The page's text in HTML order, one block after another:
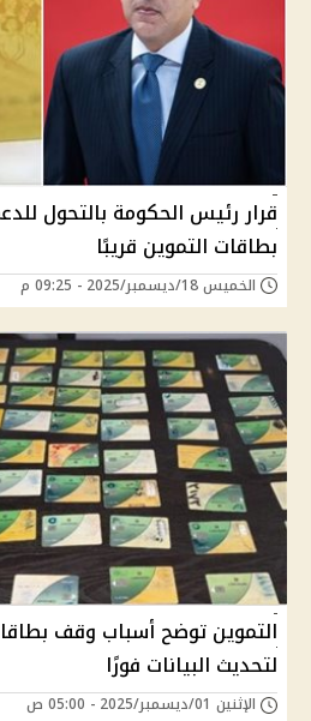
قرار رئيس الحكومة بالتحول
بطاقات التموين قريبًا
الخميس 18/ديسمبر/2025 - 09:25 م
التموين توضح أسباب وقف
لتحديث البيانات فورًا
الإثنين 01/ديسمبر/2025 - 05:00 ص